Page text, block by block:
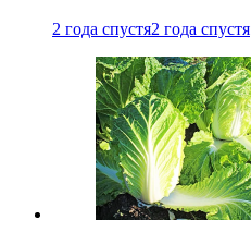
2 года спустя2 года спустя